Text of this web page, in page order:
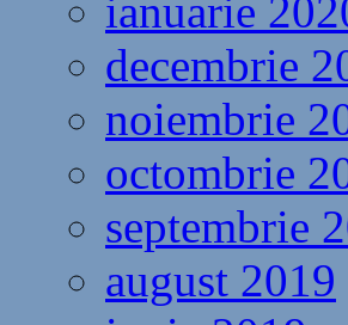
ianuarie
decembrie
noiembrie
octombrie
septembrie
august 2019